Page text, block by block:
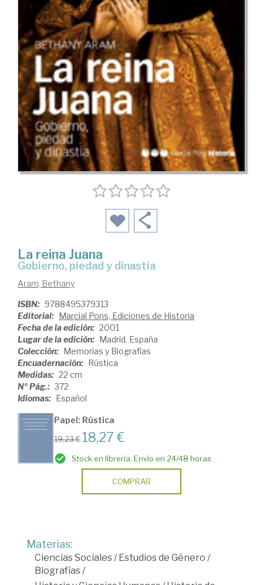
La reina Juana
gobierno, piedad y dinastía
Aram, Bethany
ISBN: 9788495379313
Editorial: Marcial Pons, Ediciones de Historia
Fecha de la edición: 2001
Lugar de la edición: Madrid. España
Colección: Memorias y Biografías
Encuadernación: Rústica
Medidas: 22 cm
Nº Pág.: 372
Idiomas: Español
Papel: Rústica
19,23 € 18,27 €
Stock en librería. Envío en 24/48 horas
COMPRAR
Materias:
Ciencias Sociales /Estudios de Género /
Biografías /